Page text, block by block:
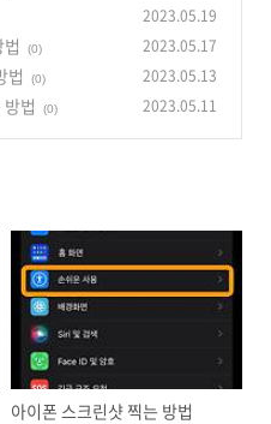
2023.05.19
(0) 2023.05.17
법 (0) 2023.05.13
법 (0) 2023.05.11
아이폰 스크린샷 찍는 방법